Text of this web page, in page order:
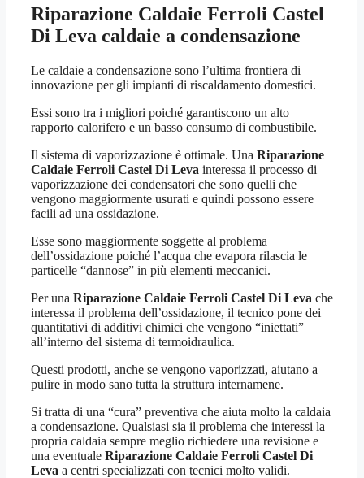
Riparazione Caldaie Ferroli Castel
Di Leva caldaie a condensazione
Le caldaie a condensazione sono l’ultima frontiera di
innovazione per gli impianti di riscaldamento domestici.
Essi sono tra i migliori poiché garantiscono un alto
rapporto calorifero e un basso consumo di combustibile.
Il sistema di vaporizzazione è ottimale. Una Riparazione
Caldaie Ferroli Castel Di Leva interessa il processo di
vaporizzazione dei condensatori che sono quelli che
vengono maggiormente usurati e quindi possono essere
facili ad una ossidazione.
Esse sono maggiormente soggette al problema
dell’ossidazione poiché l’acqua che evapora rilascia le
particelle “dannose” in più elementi meccanici.
Per una Riparazione Caldaie Ferroli Castel Di Leva che
interessa il problema dell’ossidazione, il tecnico pone dei
quantitativi di additivi chimici che vengono “iniettati”
all’interno del sistema di termoidraulica.
Questi prodotti, anche se vengono vaporizzati, aiutano a
pulire in modo sano tutta la struttura internamene.
Si tratta di una “cura” preventiva che aiuta molto la caldaia
a condensazione. Qualsiasi sia il problema che interessi la
propria caldaia sempre meglio richiedere una revisione e
una eventuale Riparazione Caldaie Ferroli Castel Di
Leva a centri specializzati con tecnici molto validi.